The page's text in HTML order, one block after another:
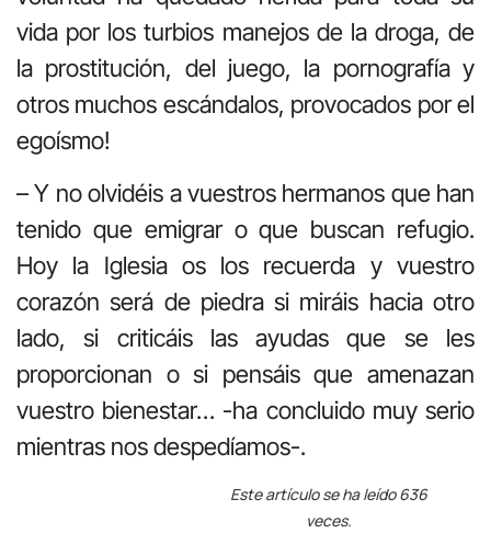
vida por los turbios manejos de la droga, de
la prostitución, del juego, la pornografía y
otros muchos escándalos, provocados por el
egoísmo!
– Y no olvidéis a vuestros hermanos que han
tenido que emigrar o que buscan refugio.
Hoy la Iglesia os los recuerda y vuestro
corazón será de piedra si miráis hacia otro
lado, si criticáis las ayudas que se les
proporcionan o si pensáis que amenazan
vuestro bienestar… -ha concluido muy serio
mientras nos despedíamos-.
Este artículo se ha leído 636
veces.